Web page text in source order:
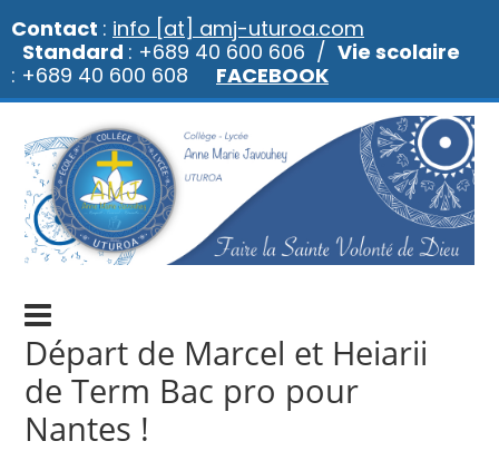
Départ de Marcel et Heiarii
de Term Bac pro pour
Nantes !
Contact : info [at] amj-uturoa.com
Standard : +689 40 600 606 / Vie scolaire
: +689 40 600 608 FACEBOOK